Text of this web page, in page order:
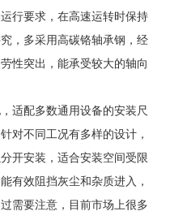
行要求，在高速运转时保持
，多采用高碳铬轴承钢，经
性突出，能承受较大的轴向
适配多数通用设备的安装尺
对不同工况有多样的设计，
开安装，适合安装空间受限
有效阻挡灰尘和杂质进入，
需要注意，目前市场上很多